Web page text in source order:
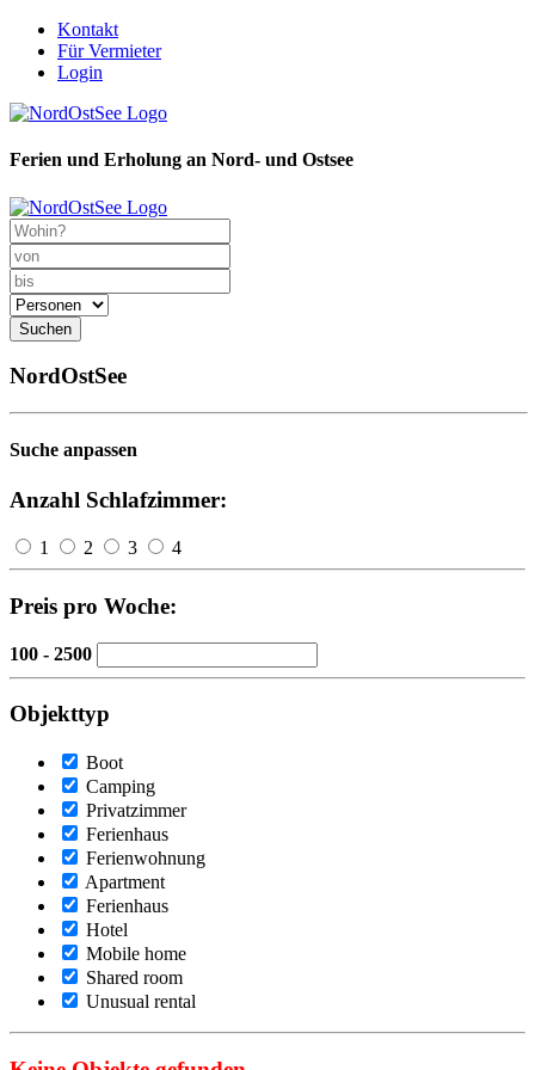
Kontakt
Für Vermieter
Login
Ferien und Erholung an Nord- und Ostsee
Suchen
NordOstSee
Suche anpassen
Anzahl Schlafzimmer:
1 2 3 4
Preis pro Woche:
100 - 2500
Objekttyp
Boot
Camping
Privatzimmer
Ferienhaus
Ferienwohnung
Apartment
Ferienhaus
Hotel
Mobile home
Shared room
Unusual rental